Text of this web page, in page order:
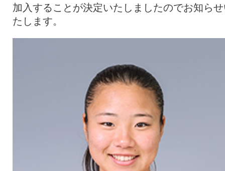
トップチーム アカデミー
加入することが決定いたしましたのでお知ら
たします。